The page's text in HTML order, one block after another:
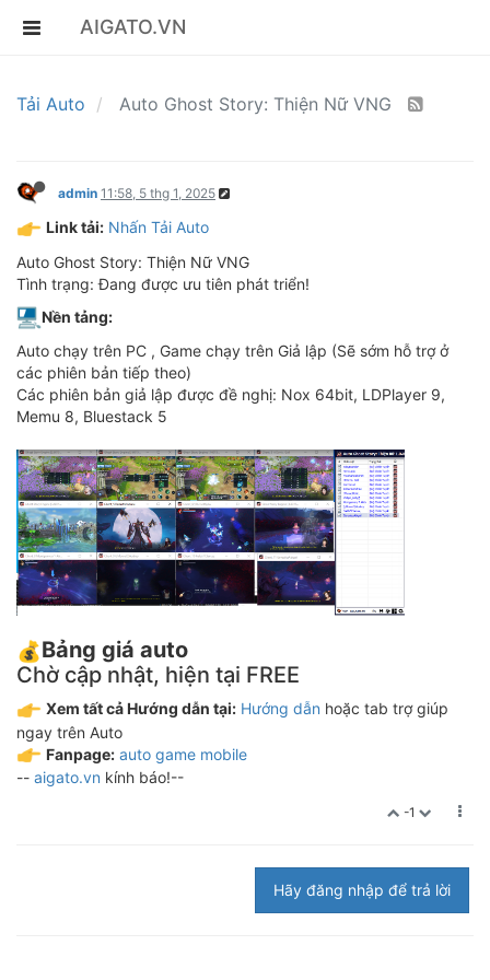
AIGATO.VN
Tải Auto Auto Ghost Story: Thiện Nữ VNG
admin 11:58, 5 thg 1, 2025
Link tải: Nhấn Tải Auto
Auto Ghost Story: Thiện Nữ VNG
Tình trạng: Đang được ưu tiên phát triển!
Nền tảng:
Auto chạy trên PC , Game chạy trên Giả lập (Sẽ sớm hỗ trợ ở
các phiên bản tiếp theo)
Các phiên bản giả lập được đề nghị: Nox 64bit, LDPlayer 9,
Memu 8, Bluestack 5
Bảng giá auto
Chờ cập nhật, hiện tại FREE
Xem tất cả Hướng dẫn tại: Hướng dẫn hoặc tab trợ giúp
ngay trên Auto
Fanpage: auto game mobile
-- aigato.vn kính báo!--
-1
Hãy đăng nhập để trả lời